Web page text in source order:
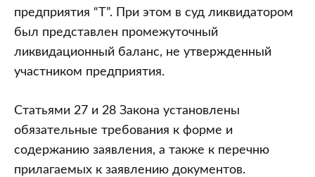
предприятия “Т”. При этом в суд ликвидатором
был представлен промежуточный
ликвидационный баланс, не утвержденный
участником предприятия.
Статьями 27 и 28 Закона установлены
обязательные требования к форме и
содержанию заявления, а также к перечню
прилагаемых к заявлению документов.